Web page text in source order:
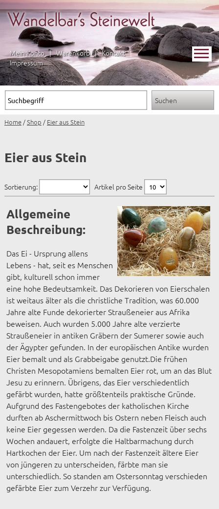
Mein Konto | Warenkorb | Kontakt |
Impressum
Home/Shop / Eier aus Stein
Eier aus Stein
Sortierung: Artikel pro Seite
Allgemeine
Beschreibung:
Das Ei - Ursprung allens
Lebens - hat, seit es Menschen
gibt, kulturell schon immer
eine hohe Bedeutsamkeit. Das Dekorieren von Eierschalen
ist weitaus älter als die christliche Tradition, was 60.000
Jahre alte Funde dekorierter Straußeneier aus Afrika
beweisen. Auch wurden 5.000 Jahre alte verzierte
Straußeneier in antiken Gräbern der Sumerer sowie auch
der Ägypter gefunden. In der europäischen Antike wurden
Eier bemalt und als Grabbeigabe genutzt.Die frühen
Christen Mesopotamiens bemalten Eier rot, um an das Blut
Jesu zu erinnern. Übrigens, das Eier verschiedentlich
gefärbt wurden, hatte größtenteils praktische Gründe.
Aufgrund des Fastengebotes der katholischen Kirche
durften ab Aschermittwoch bis Ostern neben Fleisch auch
keine Eier gegessen werden. Da die Fastenzeit über sechs
Wochen andauert, erfolgte die Haltbarmachung durch
Hartkochen der Eier. Um nach der Fastenzeit ältere Eier
von jüngeren zu unterscheiden, färbte man sie
unterschiedlich. So standen am Ostersonntag verschieden
gefärbte Eier zum Verzehr zur Verfügung.